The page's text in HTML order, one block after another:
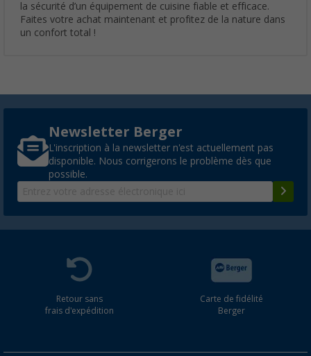
la sécurité d’un équipement de cuisine fiable et efficace.
Faites votre achat maintenant et profitez de la nature dans
un confort total !
Newsletter Berger
L'inscription à la newsletter n'est actuellement pas
disponible. Nous corrigerons le problème dès que
possible.
Retour sans
frais d'expédition
Carte de fidélité
Berger